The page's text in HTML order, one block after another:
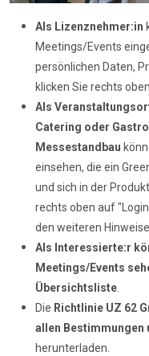
Als Lizenznehmer:in
Meetings/Events
persönlichen Daten,
klicken Sie rechts
Als
Catering oder
Messestandbau
einsehen, die ein
und sich in der
rechts oben auf
den weiteren
Als Interessierte:r
Meetings/Events
Übersichtsliste
Die Richtlinie UZ 62
allen Bestimmungen
herunterladen.